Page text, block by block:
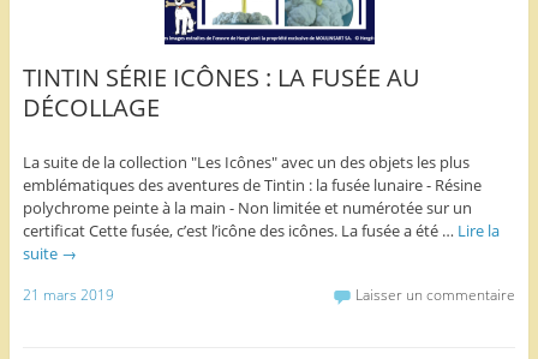
TINTIN SÉRIE ICÔNES : LA FUSÉE AU
DÉCOLLAGE
La suite de la collection "Les Icônes" avec un des objets les plus
emblématiques des aventures de Tintin : la fusée lunaire - Résine
polychrome peinte à la main - Non limitée et numérotée sur un
certificat Cette fusée, c’est l’icône des icônes. La fusée a été … Lire la
suite →
21 mars 2019 Laisser un commentaire